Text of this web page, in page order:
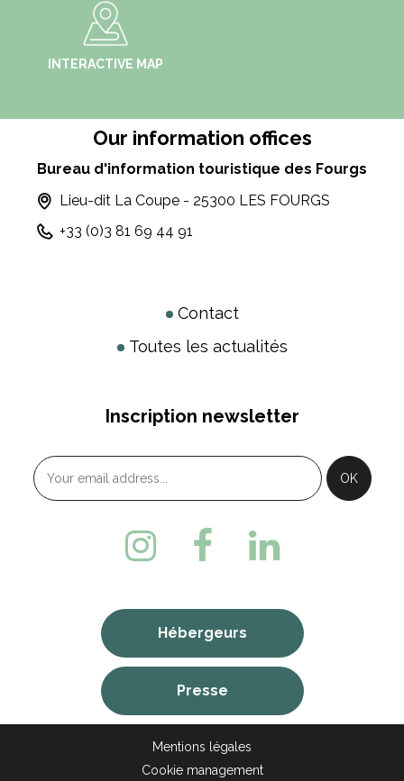
INTERACTIVE MAP
Our information offices
Bureau d'information touristique des Fourgs
Lieu-dit La Coupe - 25300 LES FOURGS
+33 (0)3 81 69 44 91
Contact
Toutes les actualités
Inscription newsletter
Hébergeurs
Presse
Mentions légales
Cookie management